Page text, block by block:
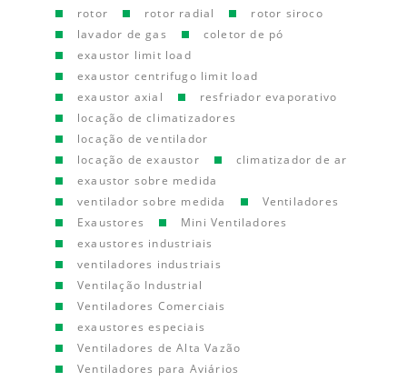
rotor
rotor radial
rotor siroco
lavador de gas
coletor de pó
exaustor limit load
exaustor centrifugo limit load
exaustor axial
resfriador evaporativo
locação de climatizadores
locação de ventilador
locação de exaustor
climatizador de ar
exaustor sobre medida
ventilador sobre medida
Ventiladores
Exaustores
Mini Ventiladores
exaustores industriais
ventiladores industriais
Ventilação Industrial
Ventiladores Comerciais
exaustores especiais
Ventiladores de Alta Vazão
Ventiladores para Aviários